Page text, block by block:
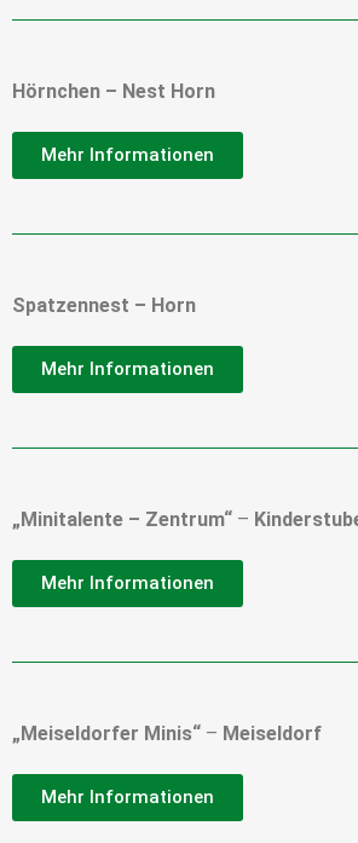
Hörnchen – Nest Horn
Mehr Informationen
Spatzennest – Horn
Mehr Informationen
„Minitalente – Zentrum“ –
Mehr Informationen
„Meiseldorfer Minis“ – Meiseldorf
Mehr Informationen